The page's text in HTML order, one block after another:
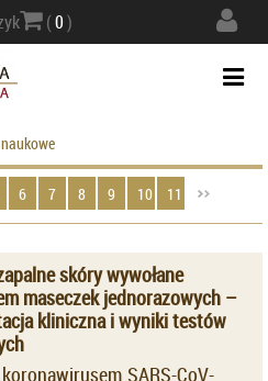
(0)
6 7 8 9 10 11
skóry wywołane
maseczek jednorazowych –
kliniczna i wyniki testów
SARS-CoV-